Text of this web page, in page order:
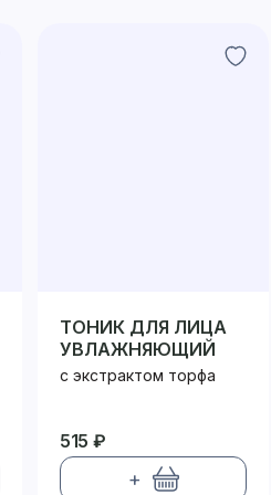
ТОНИК ДЛЯ ЛИЦА
УВЛАЖНЯЮЩИЙ
с экстрактом торфа
515 ₽
+